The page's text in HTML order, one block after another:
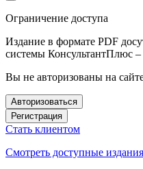
Ограничение доступа
Издание в формате PDF
системы
Вы не авторизованы на
Авторизоваться
Регистрация
Стать клиентом
Смотреть доступные издания